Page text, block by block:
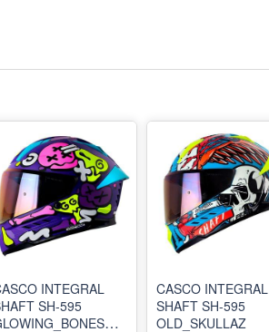
INTEGRAL
SH-595
CASCO INTEGRAL
SHAFT SH-595
OLD_SKULLAZ